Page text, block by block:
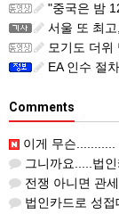
"중국은 밤
서울 또 최
모기도 더위
EA 인수 절
Comments
이게 무슨...........
그니까요.....법인
전쟁 아니면 관
법인카드로 성